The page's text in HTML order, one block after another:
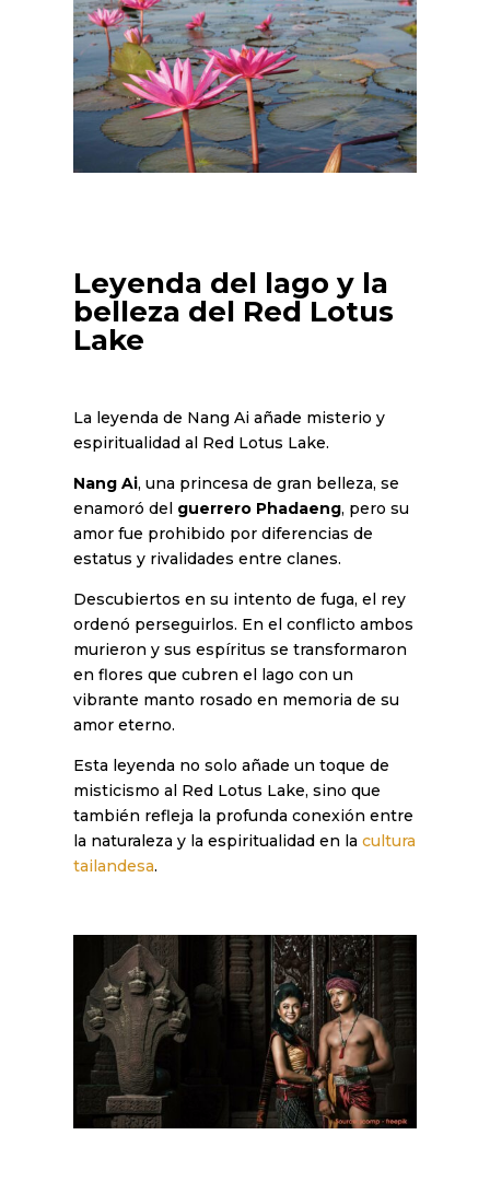
Leyenda del lago y la
belleza del Red Lotus
Lake
La leyenda de Nang Ai añade misterio y
espiritualidad al Red Lotus Lake.
Nang Ai, una princesa de gran belleza, se
enamoró del guerrero Phadaeng, pero su
amor fue prohibido por diferencias de
estatus y rivalidades entre clanes.
Descubiertos en su intento de fuga, el rey
ordenó perseguirlos. En el conflicto ambos
murieron y sus espíritus se transformaron
en flores que cubren el lago con un
vibrante manto rosado en memoria de su
amor eterno.
Esta leyenda no solo añade un toque de
misticismo al Red Lotus Lake, sino que
también refleja la profunda conexión entre
la naturaleza y la espiritualidad en lacultura
tailandesa.